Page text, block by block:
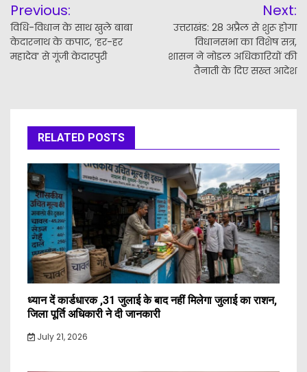
navigation
Previous:
विधि-विधान के साथ खुले बाबा
केदारनाथ के कपाट, ‘हर-हर
महादेव’ से गूंजी केदारपुरी
Next:
उत्तराखंड: 28 अप्रैल से शुरू होगा
विधानसभा का विशेष सत्र,
शासन ने नोडल अधिकारियों की
तैनाती के दिए सख्त आदेश
RELATED POSTS
ध्यान दें कार्डधारक ,31 जुलाई के बाद नहीं मिलेगा जुलाई का राशन,
जिला पूर्ति अधिकारी ने दी जानकारी
July 21, 2026